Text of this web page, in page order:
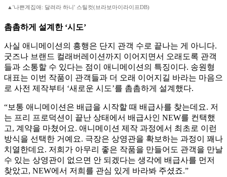
▲'나쁜계집애: 달려라 하니' 스틸컷(브라보마이라이프DB)
촘촘하게 설계한 ‘시도’
사실 애니메이션의 흥행은 단지 관객 수로 끝나는 게 아니다.
굿즈나 브랜드 컬래버레이션까지 이어지면서 오래도록 관객
들과 소통할 수 있다는 점이 애니메이션의 특징이다. 송원형
대표는 이번 작품이 관객들과 더 오래 이어지길 바라는 마음으
로 사전 제작부터 ‘새로운 시도’를 촘촘하게 설계했다.
“보통 애니메이션은 배급을 시작할 때 배급사를 찾는데요. 저
는 프리 프로덕션이 끝난 상태에서 배급사인 NEW를 컨택했
고, 계약을 마쳤어요. 애니메이션 제작 과정에서 최초로 이런
방식을 선택한 거예요. 극장은 상영관을 확보하는 과정이 꽤나
치열한데요. 저희가 아무리 좋은 작품을 만들어도 관객을 만날
수 있는 상영관이 없으면 안 되겠다는 생각에 배급사를 먼저
찾았고, NEW에서 저희를 관심 있게 바라봐 주셨죠.”